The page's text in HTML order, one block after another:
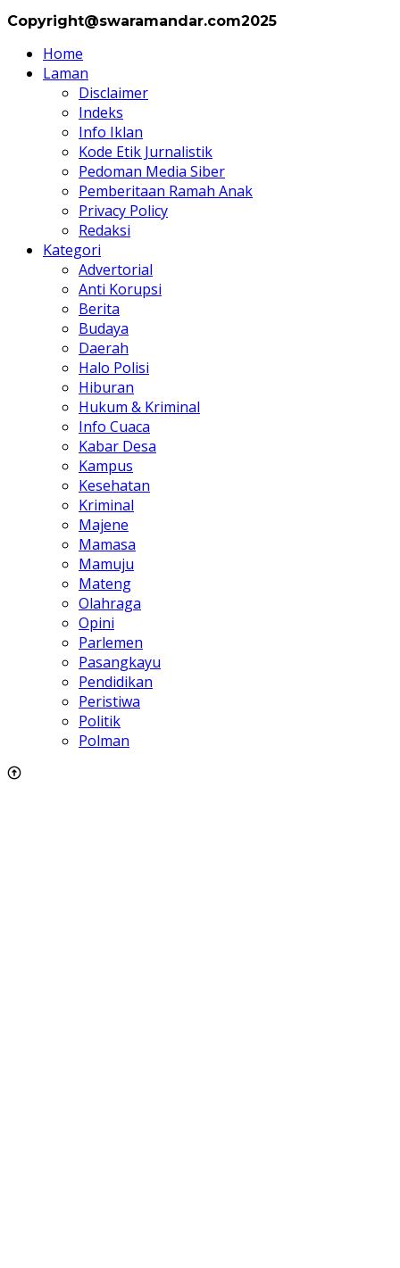
Copyright@swaramandar.com2025
Home
Laman
Disclaimer
Indeks
Info Iklan
Kode Etik Jurnalistik
Pedoman Media Siber
Pemberitaan Ramah Anak
Privacy Policy
Redaksi
Kategori
Advertorial
Anti Korupsi
Berita
Budaya
Daerah
Halo Polisi
Hiburan
Hukum & Kriminal
Info Cuaca
Kabar Desa
Kampus
Kesehatan
Kriminal
Majene
Mamasa
Mamuju
Mateng
Olahraga
Opini
Parlemen
Pasangkayu
Pendidikan
Peristiwa
Politik
Polman